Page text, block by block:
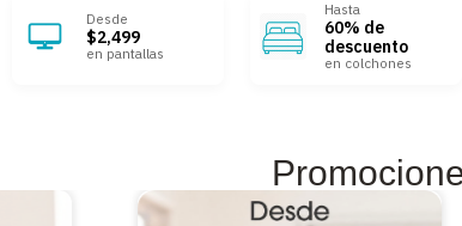
Desde
$2,499
en pantallas
Hasta
60% de
descuento
en colchones